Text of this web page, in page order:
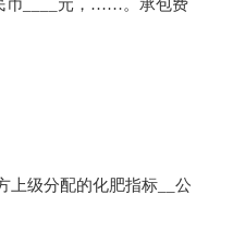
币____元，……。承包费
级分配的化肥指标__公